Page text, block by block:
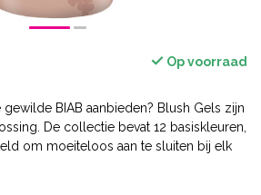
Op voorraad
BIAB aanbieden? Blush Gels zijn
De collectie bevat 12 basiskleuren,
om moeiteloos aan te sluiten bij elk